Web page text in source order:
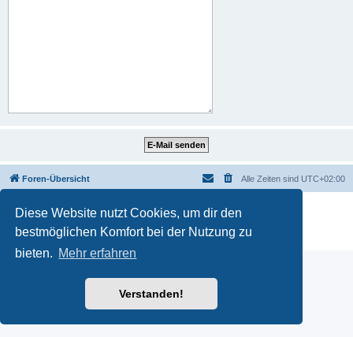
Diese Website nutzt Cookies, um dir den
bestmöglichen Komfort bei der Nutzung zu
bieten. Mehr erfahren
Verstanden!
Foren-Übersicht Alle Zeiten sind UTC+02:00
Powered by phpBB
® Forum Software © phpBB Limited
Deutsche Übersetzung durch
Datenschutz|Nutzungsbedingungen